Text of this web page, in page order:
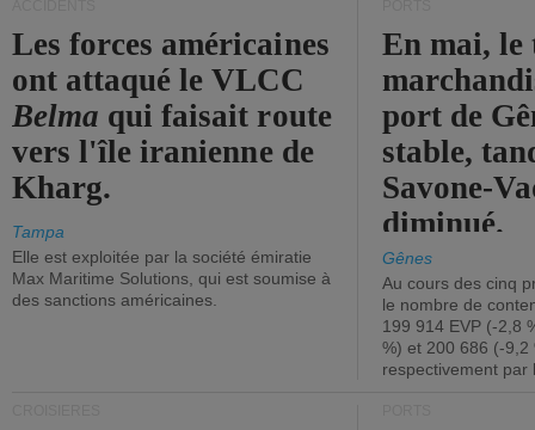
Les forces américaines
ont attaqué le VLCC
Belma qui faisait route
vers l'île iranienne de
Kharg.
Tampa
Elle est exploitée par la société émiratie
Max Maritime Solutions, qui est soumise à
des sanctions américaines.
En mai, le
port de
stable,
Savone-
diminué.
Gênes
Au cours des cinq
le nombre de
199 914 EVP (-2,8
%) et 200 686 (-9,2
respectivement par